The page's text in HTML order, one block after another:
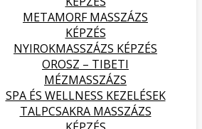
METAMORF MASSZÁZS
KÉPZÉS
NYIROKMASSZÁZS KÉPZÉS
OROSZ – TIBETI
MÉZMASSZÁZS
SPA ÉS WELLNESS KEZELÉSEK
TALPCSAKRA MASSZÁZS